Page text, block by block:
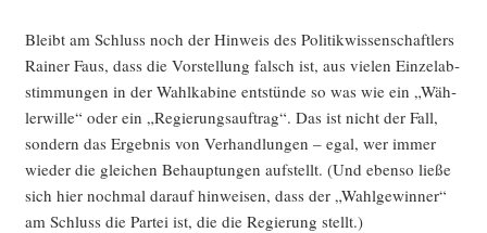
Bleibt am Schluss noch der Hin­weis des Poli­tik­wis­sen­schaft­lers
Rai­ner Faus, dass die Vor­stel­lung falsch ist, aus vie­len Ein­zel­ab­
stim­mun­gen in der Wahl­ka­bi­ne ent­stün­de so was wie ein „Wäh­
ler­wil­le“ oder ein „Regie­rungs­auf­trag“. Das ist nicht der Fall,
son­dern das Ergeb­nis von Ver­hand­lun­gen – egal, wer immer
wie­der die glei­chen Behaup­tun­gen auf­stellt. (Und eben­so lie­ße
sich hier noch­mal dar­auf hin­wei­sen, dass der „Wahl­ge­win­ner“
am Schluss die Par­tei ist, die die Regie­rung stellt.)